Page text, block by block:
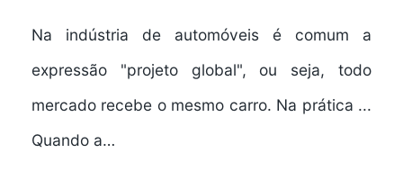
Na indústria de automóveis é comum a
expressão "projeto global", ou seja, todo
mercado recebe o mesmo carro. Na prática ...
Quando a…